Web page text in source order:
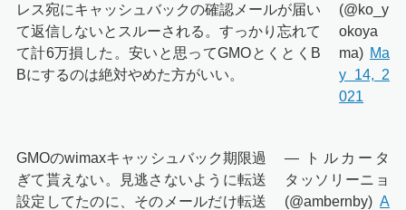
レス宛にキャッシュバックの確認メールが届い
て返信しないとスルーされる。すっかり忘れて
て計6万損した。安いと思ってGMOとくとくB
Bにするのは絶対やめた方がいい。
(@ko_y
okoya
ma) Ma
y 14, 2
021
GMOのwimaxキャッシュバック期限過
ぎて貰えない。見逃さないように転送
設定してたのに、そのメールだけ転送
— トルカータ
タッソリーニョ
(@ambernby) A